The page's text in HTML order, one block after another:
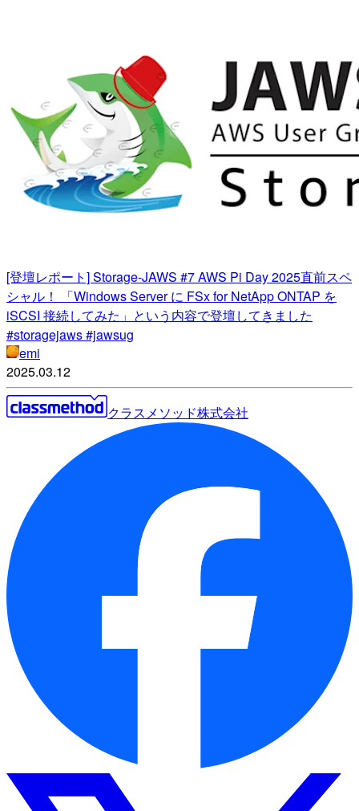
[登壇レポート] Storage-JAWS #7 AWS Pi Day 2025直前スペ
シャル！ 「Windows Server に FSx for NetApp ONTAP を
iSCSI 接続してみた」という内容で登壇してきました
#storagejaws #jawsug
emi
2025.03.12
クラスメソッド株式会社